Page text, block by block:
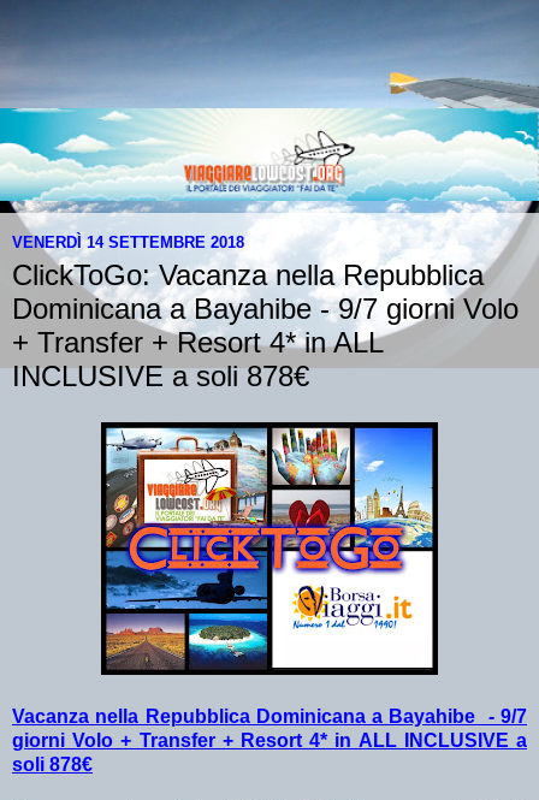
VENERDÌ 14 SETTEMBRE 2018
ClickToGo: Vacanza nella Repubblica
Dominicana a Bayahibe - 9/7 giorni Volo
+ Transfer + Resort 4* in ALL
INCLUSIVE a soli 878€
Vacanza nella Repubblica Dominicana a Bayahibe - 9/7
giorni Volo + Transfer + Resort 4* in ALL INCLUSIVE a
soli 878€